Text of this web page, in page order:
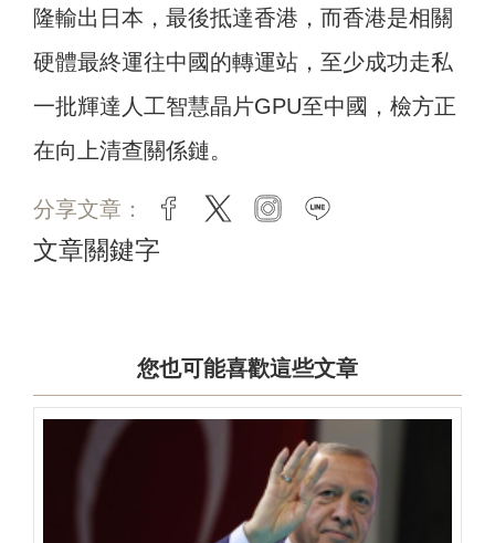
隆輸出日本，最後抵達香港，而香港是相關
硬體最終運往中國的轉運站，至少成功走私
一批輝達人工智慧晶片GPU至中國，檢方正
在向上清查關係鏈。
分享文章： facebook
twitter instagram
文章關鍵字
您也可能喜歡這些文章